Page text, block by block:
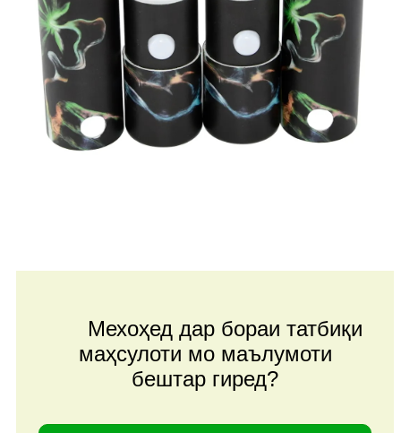
Мехоҳед дар бораи татбиқи
маҳсулоти мо маълумоти
бештар гиред?